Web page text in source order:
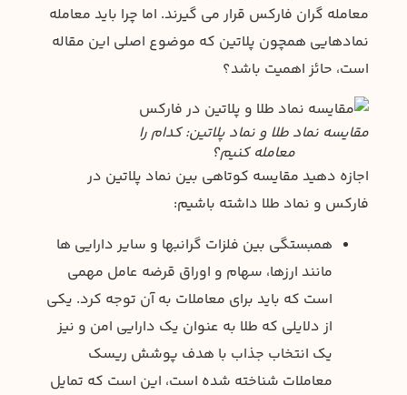
معامله گران فارکس قرار می گیرند. اما چرا باید معامله
نمادهایی همچون پلاتین که موضوع اصلی این مقاله
است، حائز اهمیت باشد؟
مقایسه نماد طلا و نماد پلاتین: کدام را
معامله کنیم؟
اجازه دهید مقایسه کوتاهی بین نماد پلاتین در
فارکس و نماد طلا داشته باشیم:
همبستگی بین فلزات گرانبها و سایر دارایی ها
مانند ارزها، سهام و اوراق قرضه عامل مهمی
است که باید برای معاملات به آن توجه کرد. یکی
از دلایلی که طلا به عنوان یک دارایی امن و نیز
یک انتخاب جذاب با هدف پوشش ریسک
معاملات شناخته شده است، این است که تمایل